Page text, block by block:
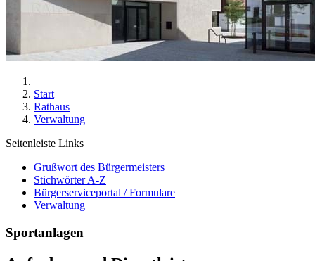
Start
Rathaus
Verwaltung
Seitenleiste Links
Grußwort des Bürgermeisters
Stichwörter A-Z
Bürgerserviceportal / Formulare
Verwaltung
Sportanlagen